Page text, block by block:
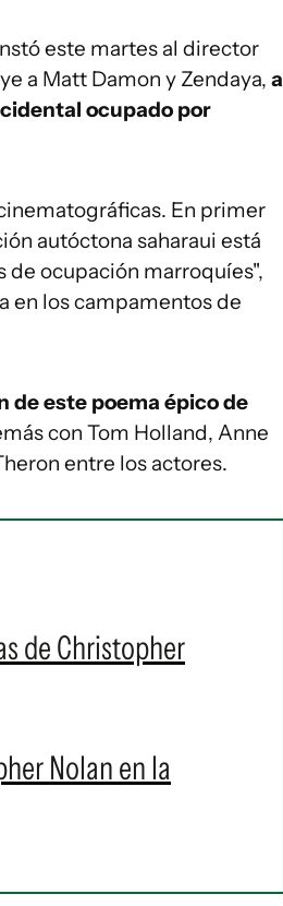
este martes al director
a Matt Damon y Zendaya, a
ocupado por
En primer
autóctona saharaui está
de ocupación marroquíes",
en los campamentos de
de este poema épico de
con Tom Holland, Anne
entre los actores.
de Christopher
Nolan en la